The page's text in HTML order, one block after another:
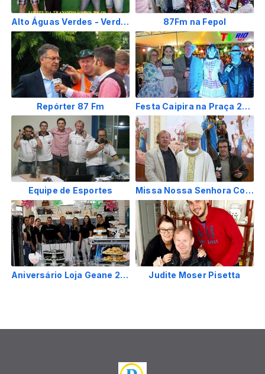
Alto Águas Verdes - Verde Vale - 2018 87Fm na Fepol
Repórter 87 Fm Festa Caipira na Praça 2016
Equipe de Esportes Missa Nossa Senhora Consolata julho 2017
Aniversário Loja Geane 2017 Judite Moser Pisetta